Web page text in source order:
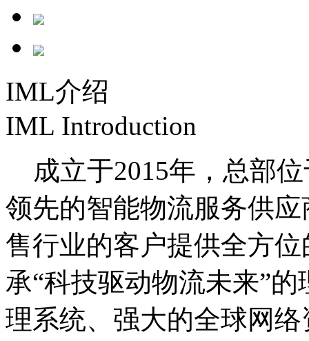
IML介绍
IML Introduction
成立于2015年，总部
领先的智能物流服务供
售行业的客户提供全方
承“科技驱动物流未来”
理系统、强大的全球网